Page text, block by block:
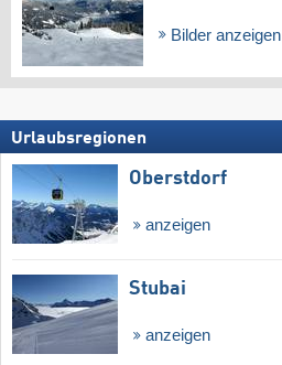
Bilder anzeigen
Urlaubsregionen
Oberstdorf
anzeigen
Stubai
anzeigen